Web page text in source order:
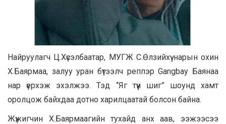
Найруулагч Ц.Хүсэлбаатар, МУГЖ С.Өлзийхүү нарын охин
Х.Баярмаа, залуу уран бүтээлч реппэр Gangbay Баянаа
нар үерхэж эхэлжээ. Тэд “Яг түүн шиг” шоунд хамт
оролцож байхдаа дотно харилцаатай болсон байна.
Жүжигчин Х.Баярмаагийн тухайд анх аав, ээжээсээ